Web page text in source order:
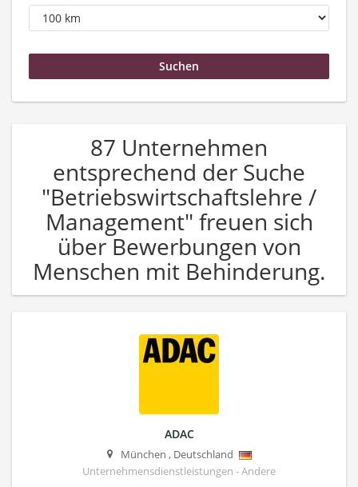
87 Unternehmen
entsprechend der Suche
"Betriebswirtschaftslehre /
Management" freuen sich
über Bewerbungen von
Menschen mit Behinderung.
ADAC
München , Deutschland
Unternehmensdienstleistungen - Andere